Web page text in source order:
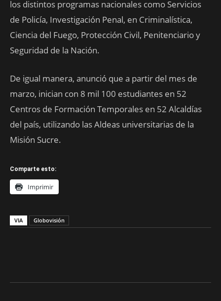
los distintos programas nacionales como Servicios
de Policía, Investigación Penal, en Criminalística,
Ciencia del Fuego, Protección Civil, Penitenciario y
Seguridad de la Nación.
De igual manera, anunció que a partir del mes de
marzo, inician con 8 mil 100 estudiantes en 52
Centros de Formación Temporales en 52 Alcaldías
del país, utilizando las Aldeas universitarias de la
Misión Sucre.
Comparte esto:
Imprimir
VIA Globovisión